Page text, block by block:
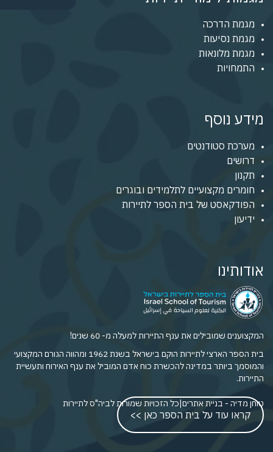
מגמת הדרכה
מגמת נסיעות
מגמת מלונאות
התמחויות
מידע נוסף
מערכת סטודנטים
דרושים
תקנון
חומרים מקצועיים לתלמידים ובוגרים
הפודקאסט של בית הספר לתיירות
ידיעון
אודותינו
המקצוענים שמובילים את ענף התיירות למעלה מ- 60 שנים!
בית הספר הארצי לתיירות הוקם בישראל בשנת 1962 ומהווה הגורם המקצועי
והמוסמך ביותר במדינה להכשרת כוח אדם המוביל את ענף האירוח ותעשיית
התיירות.
קראו עוד על בית הספר כאן >>
כל הזכויות שמורות לביה"ס לתיירות|טוחן מדיה - בניית אתרים